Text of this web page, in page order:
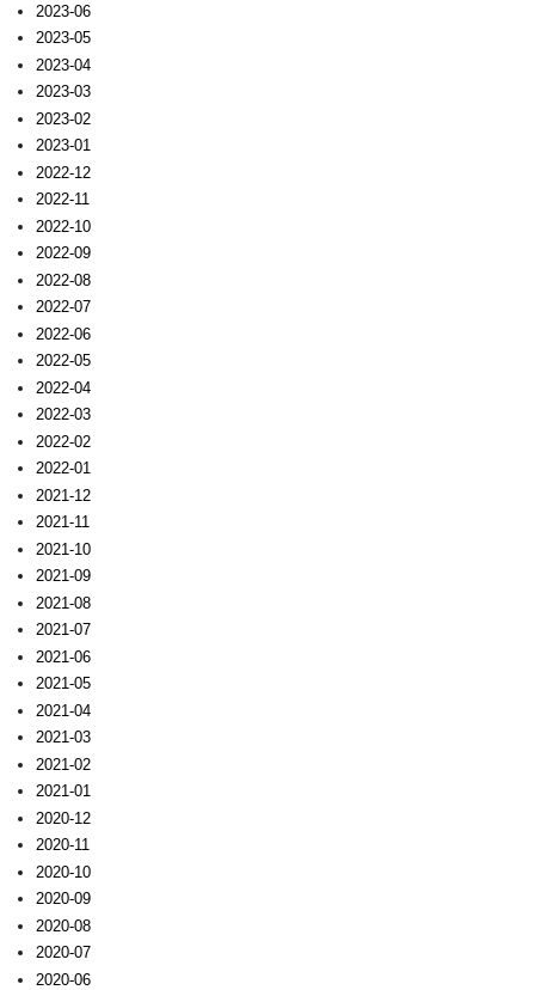
2023-06
2023-05
2023-04
2023-03
2023-02
2023-01
2022-12
2022-11
2022-10
2022-09
2022-08
2022-07
2022-06
2022-05
2022-04
2022-03
2022-02
2022-01
2021-12
2021-11
2021-10
2021-09
2021-08
2021-07
2021-06
2021-05
2021-04
2021-03
2021-02
2021-01
2020-12
2020-11
2020-10
2020-09
2020-08
2020-07
2020-06